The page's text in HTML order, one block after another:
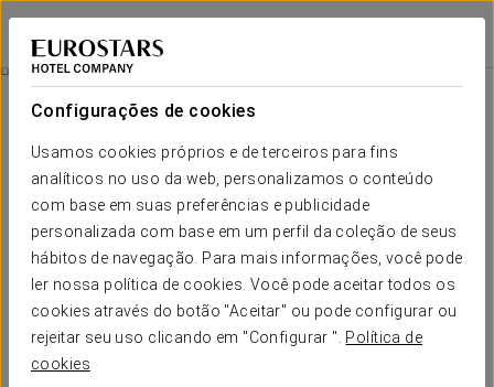
Configurações de cookies
Usamos cookies próprios e de terceiros para fins
analíticos no uso da web, personalizamos o conteúdo
com base em suas preferências e publicidade
personalizada com base em um perfil da coleção de seus
hábitos de navegação. Para mais informações, você pode
ler nossa política de cookies. Você pode aceitar todos os
cookies através do botão "Aceitar" ou pode configurar ou
rejeitar seu uso clicando em "Configurar ". Política de
cookies
Eurostars Fuerte Ruavieja
LOGRONHO
Acesso Ao Spa
15 €
Acesso ao Spa